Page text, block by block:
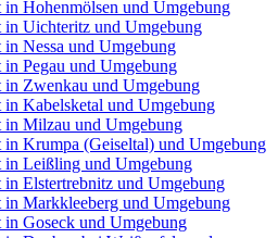
Hohenmölsen und Umgebung
Uichteritz und Umgebung
Nessa und Umgebung
Pegau und Umgebung
Zwenkau und Umgebung
Kabelsketal und Umgebung
Milzau und Umgebung
Krumpa (Geiseltal) und Umgebung
Leißling und Umgebung
Elstertrebnitz und Umgebung
Markkleeberg und Umgebung
Goseck und Umgebung